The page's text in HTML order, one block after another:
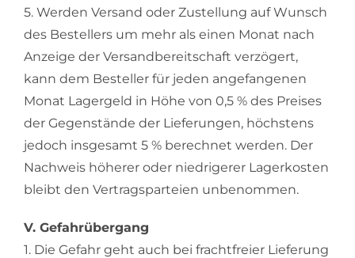
5. Werden Versand oder Zustellung auf Wunsch
des Bestellers um mehr als einen Monat nach
Anzeige der Versandbereitschaft verzögert,
kann dem Besteller für jeden angefangenen
Monat Lagergeld in Höhe von 0,5 % des Preises
der Gegenstände der Lieferungen, höchstens
jedoch insgesamt 5 % berechnet werden. Der
Nachweis höherer oder niedrigerer Lagerkosten
bleibt den Vertragsparteien unbenommen.
V. Gefahrübergang
1. Die Gefahr geht auch bei frachtfreier Lieferung